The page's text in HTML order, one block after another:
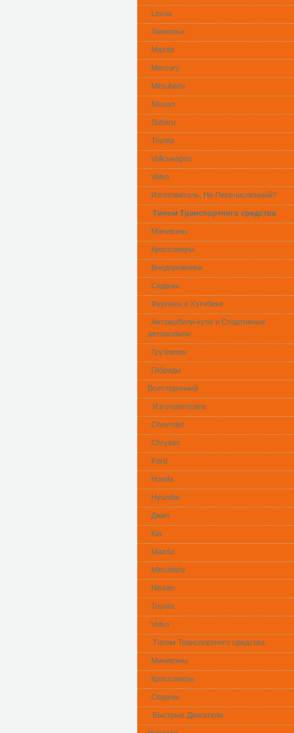
Lexus
Линкольн
Mazda
Mercury
Mitsubishi
Nissan
Subaru
Toyota
Volkswagen
Volvo
Изготовитель, Не Перечисленный?
Типом Транспортного средства
Минивэны
Кроссоверы
Внедорожники
Седаны
Фургоны и Хэтчбеки
Автомобили-купе и Спортивные
автомобили
Грузовики
Гибриды
Всесторонний
Изготовителем
Сhevrolet
Chrysler
Ford
Honda
Hyundai
Джип
Kia
Mazda
Mitsubishi
Nissan
Toyota
Volvo
Типом Транспортного средства
Минивэны
Кроссоверы
Седаны
Быстрые Двигатели